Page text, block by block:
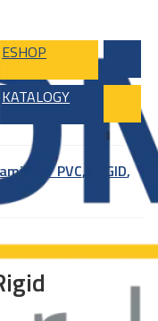
ESHOP
KATALOGY
PVC, RIGID,